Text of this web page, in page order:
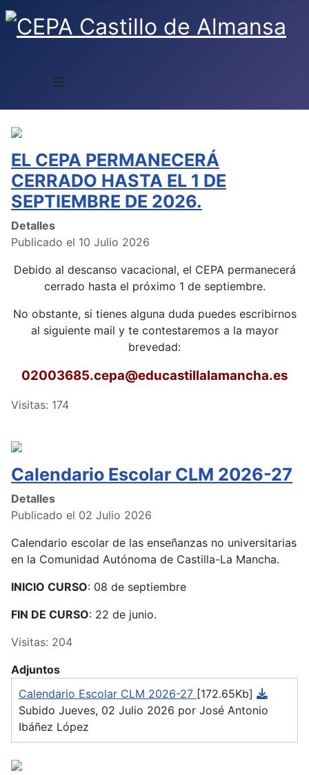
≡
EL CEPA PERMANECERÁ
CERRADO HASTA EL 1 DE
SEPTIEMBRE DE 2026.
Detalles
Publicado el 10 Julio 2026
Debido al descanso vacacional, el CEPA permanecerá
cerrado hasta el próximo 1 de septiembre.
No obstante, si tienes alguna duda puedes escribirnos
al siguiente mail y te contestaremos a la mayor
brevedad:
02003685.cepa@educastillalamancha.es
Visitas: 174
Calendario Escolar CLM 2026-27
Detalles
Publicado el 02 Julio 2026
Calendario escolar de las enseñanzas no universitarias
en la Comunidad Autónoma de Castilla-La Mancha.
INICIO CURSO: 08 de septiembre
FIN DE CURSO: 22 de junio.
Visitas: 204
Adjuntos
Calendario Escolar CLM 2026-27 [172.65Kb]
Subido Jueves, 02 Julio 2026 por José Antonio
Ibáñez López